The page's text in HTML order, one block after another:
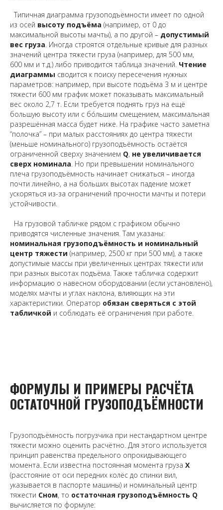
Типичная диаграмма грузоподъёмности имеет по одной
из осей высоту подъёма (например, от 0 до
максимальной высоты мачты), а по другой – допустимый
вес груза . Иногда строятся отдельные кривые для разных
значений центра тяжести груза (например, для 500 мм,
600 мм и т.д.) либо приводится таблица значений. Чтение
диаграммы сводится к поиску пересечения нужных
параметров: например, при высоте подъёма 3 м и центре
тяжести 600 мм график может показывать максимальный
вес около 2,7 т. Если требуется поднять груз на ещё
большую высоту или с бóльшим смещением, максимальная
разрешённая масса будет ниже. На графике часто заметна
“полочка” – при малых расстояниях до центра тяжести
(меньше номинального) грузоподъёмность остаётся
ограниченной сверху значением Q, не увеличивается
сверх номинала . Но при превышении номинального
плеча грузоподъёмность начинает снижаться – иногда
почти линейно, а на больших высотах падение может
ускоряться из-за ограничений прочности мачты и потери
устойчивости.
На грузовой табличке рядом с графиком обычно
приводятся численные значения. Там указаны:
номинальная грузоподъёмность и номинальный
центр тяжести (например, 2500 кг при 500 мм), а также
допустимые массы при увеличенных центрах тяжести или
при разных высотах подъёма. Также табличка содержит
информацию о навесном оборудовании (если установлено),
моделях мачты и углах наклона, влияющих на эти
характеристики. Оператор обязан сверяться с этой
табличкой и соблюдать её ограничения при работе.
ФОРМУЛЫ И ПРИМЕРЫ РАСЧЁТА
ОСТАТОЧНОЙ ГРУЗОПОДЪЁМНОСТИ
Грузоподъёмность погрузчика при нестандартном центре
тяжести можно оценить расчётно. Для этого используется
принцип равенства предельного опрокидывающего
момента. Если известна постоянная момента груза X
(расстояние от оси передних колёс до спинки вил,
указывается в паспорте машины) и номинальный центр
тяжести Cном, то остаточная грузоподъёмность Q
вычисляется по формуле: